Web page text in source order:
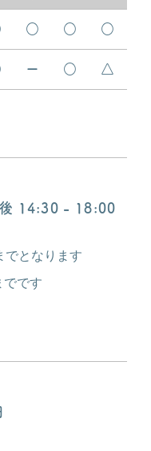
○ ○ ○
ー ○ △
14:30 - 18:00
となります
でです